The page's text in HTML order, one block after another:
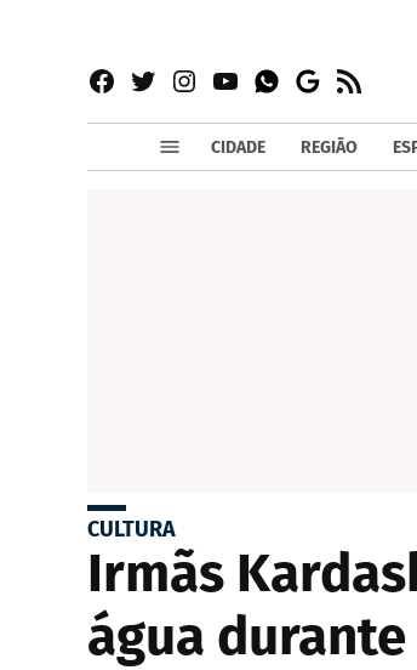
Facebook
TwitterInstagram
YouTubeWhatsapp
Google
News
RSS
CIDADE REGIÃO
CULTURA
Irmãs
água durante